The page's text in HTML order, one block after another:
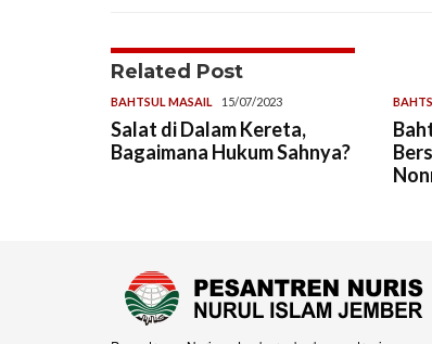
Related Post
BAHTSUL MASAIL 15/07/2023
Salat di Dalam Kereta,
Bagaimana Hukum Sahnya?